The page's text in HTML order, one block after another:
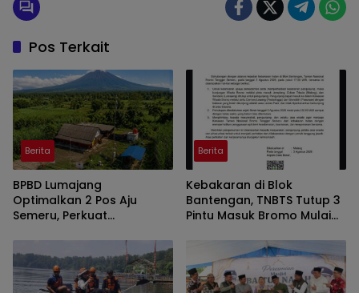
Pos Terkait
Berita
BPBD Lumajang
Optimalkan 2 Pos Aju
Semeru, Perkuat
Berita
Kebakaran di Blok
Bantengan, TNBTS Tutup 3
Pintu Masuk Bromo Mulai